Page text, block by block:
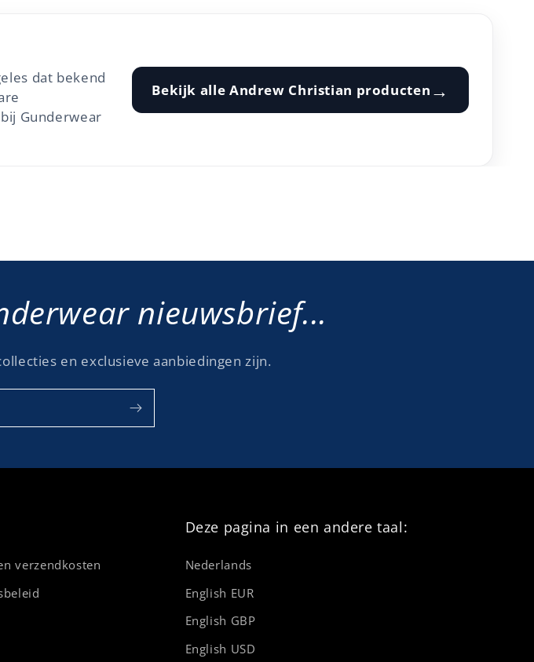
dat bekend
Gunderwear
Bekijk alle Andrew Christian producten →
nieuwsbrief...
en exclusieve aanbiedingen zijn.
verzendkosten
Deze pagina in een andere taal:
Nederlands
English EUR
English GBP
English USD